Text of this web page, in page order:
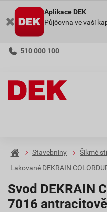
Aplikace DEK
Půjčovna ve vaší
510 000 100
Stavebniny Šikmé
Lakované DEKRAIN
Svod DEKRAIN
7016